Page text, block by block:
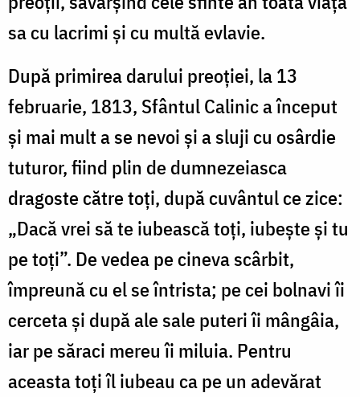
sa cu lacrimi și cu multă evlavie.
După primirea darului preoției, la 13
februarie, 1813, Sfântul Calinic a început
și mai mult a se nevoi și a sluji cu osârdie
tuturor, fiind plin de dumnezeiasca
dragoste către toți, după cuvântul ce zice:
„Dacă vrei să te iubească toți, iubește și tu
pe toți”. De vedea pe cineva scârbit,
împreună cu el se întrista; pe cei bolnavi îi
cerceta și după ale sale puteri îi mângâia,
iar pe săraci mereu îi miluia. Pentru
aceasta toți îl iubeau ca pe un adevărat